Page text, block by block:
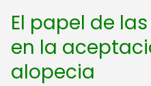
El papel de
en la
alopecia